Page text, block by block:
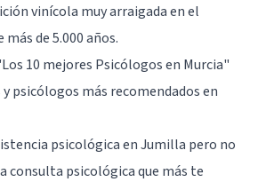
vinícola muy arraigada en el
de 5.000 años.
10 mejores Psicólogos en Murcia"
psicólogos más recomendados en
psicológica en Jumilla pero no
consulta psicológica que más te